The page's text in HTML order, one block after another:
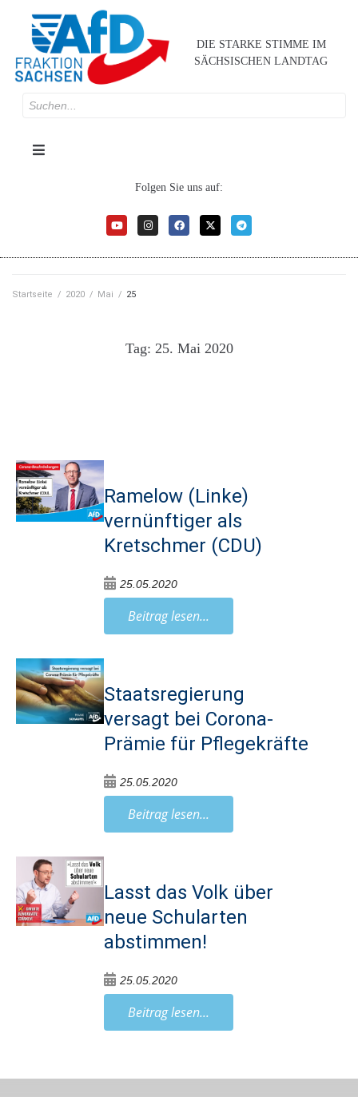
DIE STARKE STIMME IM
SÄCHSISCHEN LANDTAG
Folgen Sie uns auf:
Startseite / 2020 / Mai / 25
Tag: 25. Mai 2020
Ramelow (Linke)
vernünftiger als
Kretschmer (CDU)
25.05.2020
Beitrag lesen...
Staatsregierung
versagt bei Corona-
Prämie für Pflegekräfte
25.05.2020
Beitrag lesen...
Lasst das Volk über
neue Schularten
abstimmen!
25.05.2020
Beitrag lesen...